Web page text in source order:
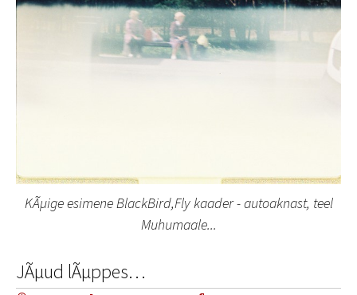
KÃµige esimene BlackBird,Fly kaader - autoaknast, teel
Muhumaale...
JÃµud lÃµppes…